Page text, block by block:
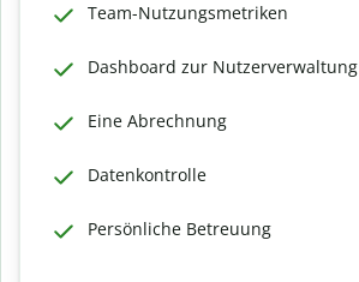
Team-Nutzungsmetriken
Dashboard zur Nutzerverwaltung
Eine Abrechnung
Datenkontrolle
Persönliche Betreuung